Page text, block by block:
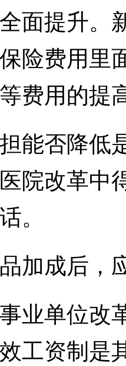
面提升。
险费用里
费用的提
否降低
院改革中
。
加成后，
单位改
工资制是